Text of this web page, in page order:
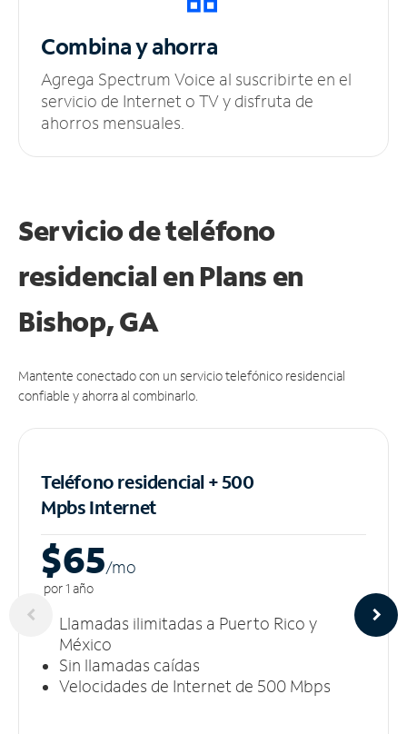
Combina y ahorra
Agrega Spectrum Voice al suscribirte en el
servicio de Internet o TV y disfruta de
ahorros mensuales.
Servicio de teléfono
residencial en Plans en
Bishop, GA
Mantente conectado con un servicio telefónico residencial
confiable y ahorra al combinarlo.
Teléfono residencial + 500
MpbsInternet
$65/mo
por 1 año
Llamadas ilimitadas a Puerto Rico y
México
Sin llamadas caídas
Velocidades de Internet de 500 Mbps